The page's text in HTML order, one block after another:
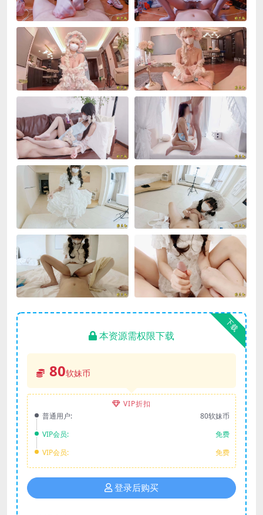
下载
本资源需权限下载
80软妹币
VIP折扣
普通用户:
80软妹币
VIP会员:
免费
VIP会员:
免费
登录后购买